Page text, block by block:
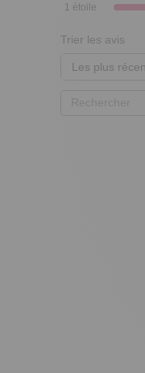
1 étoile
Trier les avis